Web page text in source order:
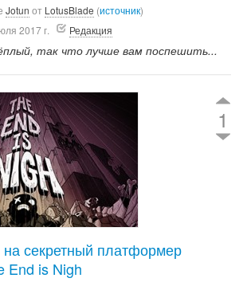
Jotun от LotusBlade (источник)
2017 г. Редакция
так что лучше вам поспешить...
1
секретный платформер
is Nigh